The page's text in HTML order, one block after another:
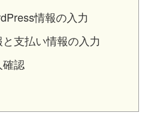
情報の入力
支払い情報の入力
確認